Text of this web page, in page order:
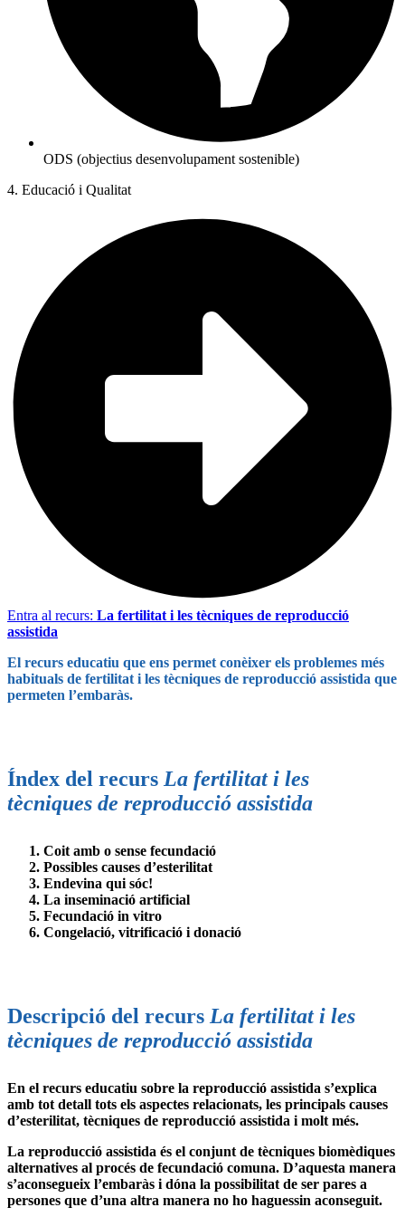
ODS (objectius desenvolupament sostenible)
4. Educació i Qualitat
Entra al recurs: La fertilitat i les tècniques de reproducció
assistida
El recurs educatiu que ens permet conèixer els problemes més
habituals de fertilitat i les tècniques de reproducció assistida que
permeten l’embaràs.
Índex del recurs La fertilitat i les
tècniques de reproducció assistida
Coit amb o sense fecundació
Possibles causes d’esterilitat
Endevina qui sóc!
La inseminació artificial
Fecundació in vitro
Congelació, vitrificació i donació
Descripció del recurs La fertilitat i les
tècniques de reproducció assistida
En el recurs educatiu sobre la reproducció assistida s’explica
amb tot detall tots els aspectes relacionats, les principals causes
d’esterilitat, tècniques de reproducció assistida i molt més.
La reproducció assistida és el conjunt de tècniques biomèdiques
alternatives al procés de fecundació comuna. D’aquesta manera
s’aconsegueix l’embaràs i dóna la possibilitat de ser pares a
persones que d’una altra manera no ho haguessin aconseguit.